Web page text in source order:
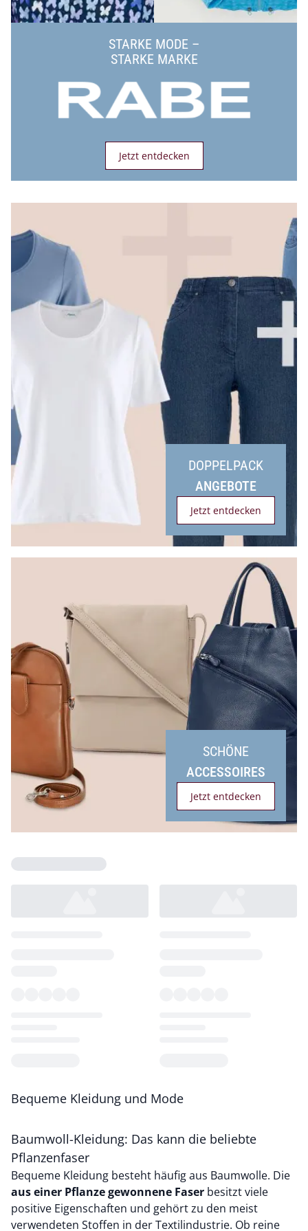
STARKE MODE –
STARKE MARKE
Jetzt entdecken
Bildverlinkung
DOPPELPACK
ANGEBOTE
Jetzt entdecken
Bildverlinkung
SCHÖNE
ACCESSOIRES
Jetzt entdecken
Bequeme Kleidung und Mode
Baumwoll-Kleidung: Das kann die beliebte
Pflanzenfaser
Bequeme Kleidung besteht häufig aus Baumwolle. Die
aus einer Pflanze gewonnene Faser besitzt viele
positive Eigenschaften und gehört zu den meist
verwendeten Stoffen in der Textilindustrie. Ob reine